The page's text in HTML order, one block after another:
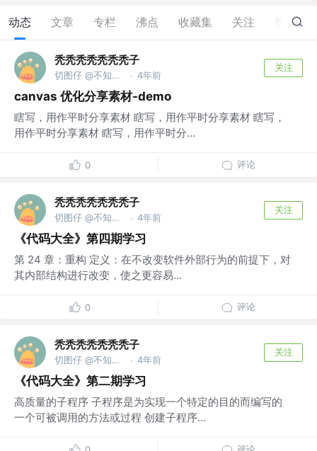
动态 文章 专栏 沸点 收藏集 关注 10
秃秃秃秃秃秃秃子
切图仔 @不知道什么公司 · 4年前
关注
canvas 优化分享素材-demo
瞎写，用作平时分享素材 瞎写，用作平时分享素材 瞎写，
用作平时分享素材 瞎写，用作平时分...
0 评论
秃秃秃秃秃秃秃子
切图仔 @不知道什么公司 · 4年前
关注
《代码大全》第四期学习
第 24 章：重构 定义：在不改变软件外部行为的前提下，对
其内部结构进行改变，使之更容易...
0 评论
秃秃秃秃秃秃秃子
切图仔 @不知道什么公司 · 4年前
关注
《代码大全》第二期学习
高质量的子程序 子程序是为实现一个特定的目的而编写的
一个可被调用的方法或过程 创建子程序...